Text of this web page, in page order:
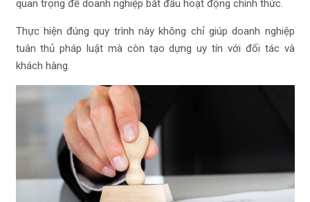
quan trọng để doanh nghiệp bắt đầu hoạt động chính thức.
Thực hiện đúng quy trình này không chỉ giúp doanh nghiệp
tuân thủ pháp luật mà còn tạo dựng uy tín với đối tác và
khách hàng.